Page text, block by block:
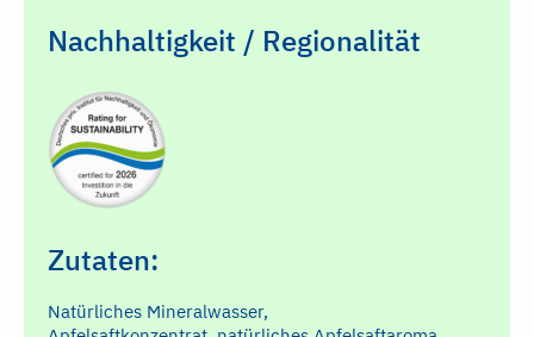
Nachhaltigkeit / Regionalität
Zutaten:
Natürliches Mineralwasser,